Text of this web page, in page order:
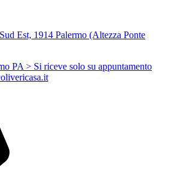
Est, 1914 Palermo (Altezza Ponte
PA > Si riceve solo su appuntamento